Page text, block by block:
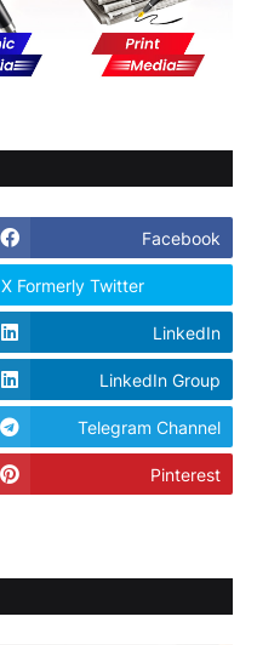
Facebook
X Formerly Twitter
LinkedIn
LinkedIn Group
Telegram Channel
Pinterest